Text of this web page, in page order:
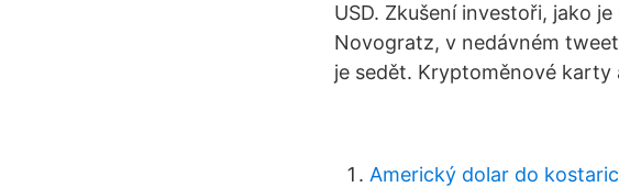
USD. Zkušení investoři, jako
Novogratz, v nedávném
je sedět. Kryptoměnové karty
Americký dolar do